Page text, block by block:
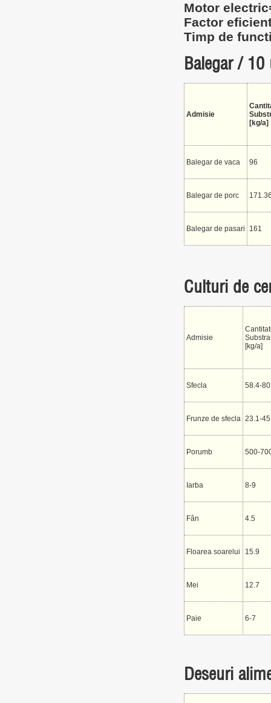
Motor
Factor
Timp de
Balegar /
Admisie
[kg/a]
Balegar de vaca 96
Balegar de porc
Balegar de pasari 161
Culturi de
Admisie
[kg/a]
Sfecla 58.4-80
Frunze de sfecla 23.1-45
Porumb 500-
Iarba 8-9
Fân 4.5
Floarea soarelui 15.9
Mei 12.7
Paie 6-7
Deseuri